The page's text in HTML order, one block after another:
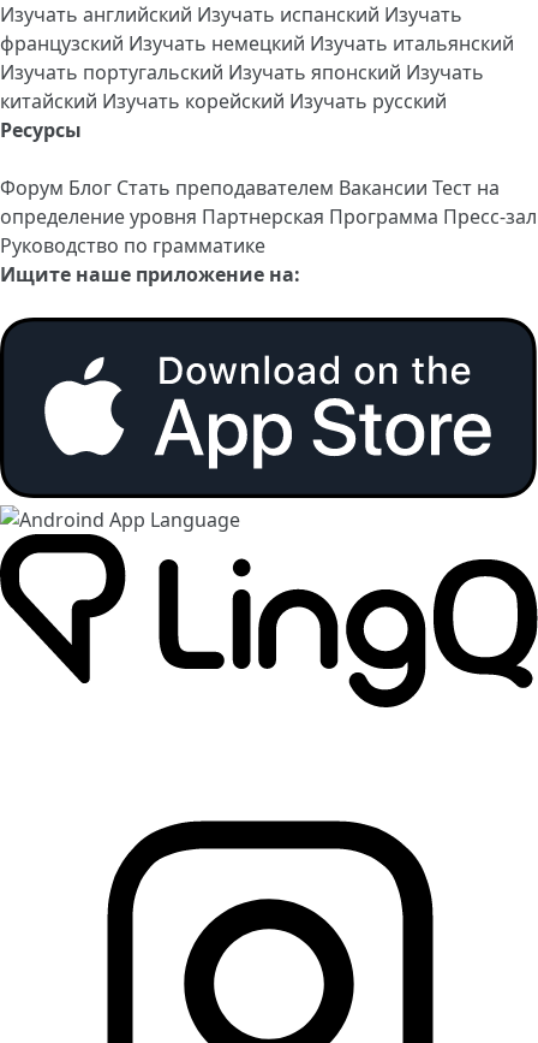
Изучать английский Изучать испанский Изучать
французский Изучать немецкий Изучать итальянский
Изучать португальский Изучать японский Изучать
китайский Изучать корейский Изучать русский
Ресурсы
Форум Блог Стать преподавателем Вакансии Тест на
определение уровня Партнерская Программа Пресс-зал
Руководство по грамматике
Ищите наше приложение на: